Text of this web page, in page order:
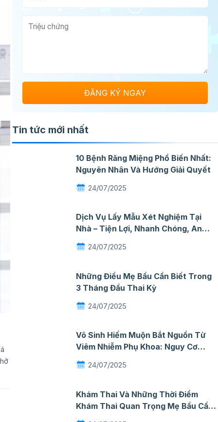
Tin tức mới nhất
10 Bệnh Răng Miệng Phổ Biến Nhất:
Nguyên Nhân Và Hướng Giải Quyết
24/07/2025
Dịch Vụ Lấy Mẫu Xét Nghiệm Tại
Nhà – Tiện Lợi, Nhanh Chóng, An
Toàn
24/07/2025
Những Điều Mẹ Bầu Cần Biết Trong
3 Tháng Đầu Thai Kỳ
24/07/2025
Vô Sinh Hiếm Muộn Bắt Nguồn Từ
Viêm Nhiễm Phụ Khoa: Nguy Cơ
Thầm Lặng Mà Nhiều Phụ Nữ Chủ
Quan
24/07/2025
Khám Thai Và Những Thời Điểm
Khám Thai Quan Trọng Mẹ Bầu Cần
Ghi Nhớ